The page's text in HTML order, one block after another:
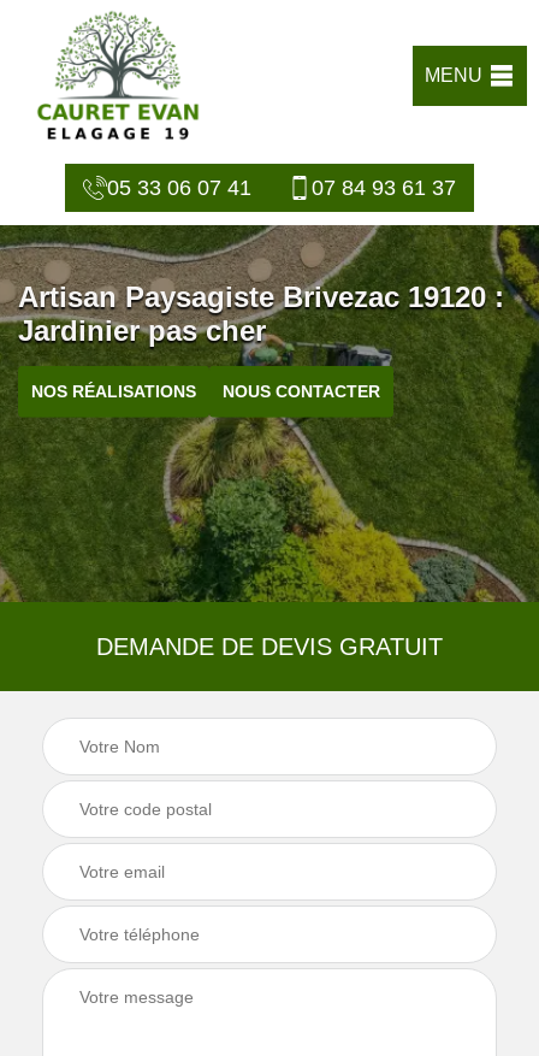
MENU
05 33 06 07 41 07 84 93 61 37
Artisan Paysagiste Brivezac 19120 :
Jardinier pas cher
NOS RÉALISATIONS NOUS CONTACTER
DEMANDE DE DEVIS GRATUIT